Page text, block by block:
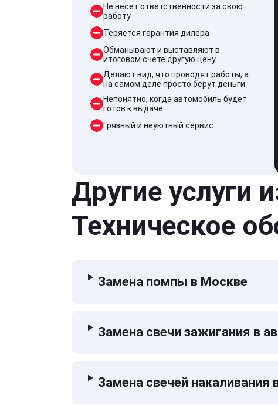
Не несет ответственности за свою
работу
Теряется гарантия дилера
Обманывают и выставляют в
итоговом счете другую цену
Делают вид, что проводят работы, а
на самом деле просто берут деньги
Непонятно, когда автомобиль будет
готов к выдаче
Грязный и неуютный сервис
Другие услуги
Техническое
Замена помпы в Москве
Замена свечи зажигания в
Замена свечей накаливания